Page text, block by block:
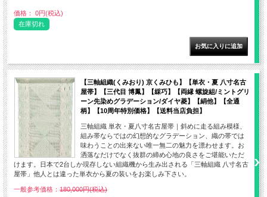
価格： 0円(税込)
在庫切れ
【三軸組織(くみおり) 京くみひも】【単衣・夏 八寸名古
屋帯】【三代目 博鳳】【綵巧】【両縁 螺旋組/ミントグリ
ーン先染めグラデーション/ダイヤ菱】【絹他】【全通
柄】【10周年特別価格】【送料当店負担】
三軸組織 単衣・夏八寸名古屋帯｜斜めに走る組み模様、
組み帯ならではの幻想的なグラデーション、織の帯では
味わうことの出来ない唯一無二の魅力を漂わせます。お
洒落なだけでなく抜群の締め心地の良さをご堪能いただ
けます。日本で2台しか現存しない組織機から生み出される「三軸組織 八寸名古
屋帯」他人とは違った単衣から夏の装いをお楽しみ下さい。
一般参考価格： 180,000円(税込)